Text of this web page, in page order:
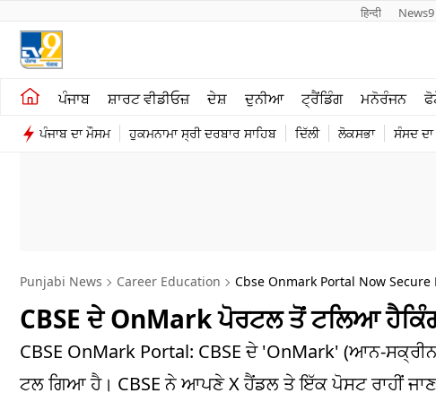
हिन्दी News9
ਪੰਜਾਬ ਸ਼ਾਰਟ ਵੀਡੀਓਜ਼ ਦੇਸ਼ ਦੁਨੀਆ ਟ੍ਰੈਂਡਿੰਗ ਮਨੋਰੰਜਨ
ਪੰਜਾਬ ਦਾ ਮੌਸਮ ਹੁਕਮਨਾਮਾ ਸ੍ਰੀ ਦਰਬਾਰ ਸਾਹਿਬ ਦਿੱਲੀ ਲੋਕਸਭਾ ਸੰਸਦ
ਖੇਤੀਬਾੜੀ
ਸ਼ਾਰਟ ਵੀਡੀਓਜ਼
ਮਨੋਰੰਜਨ
Punjabi News Career Education Cbse Onmark Portal Now
CBSE ਦੇ OnMark ਪੋਰਟਲ ਤੋਂ ਟਲਿਆ
CBSE OnMark Portal: CBSE ਦੇ 'OnMark' (ਆਨ-
ਟਲ ਗਿਆ ਹੈ। CBSE ਨੇ ਆਪਣੇ X ਹੈਂਡਲ ਤੇ ਇੱਕ ਪੋਸਟ ਰਾਹੀਂ